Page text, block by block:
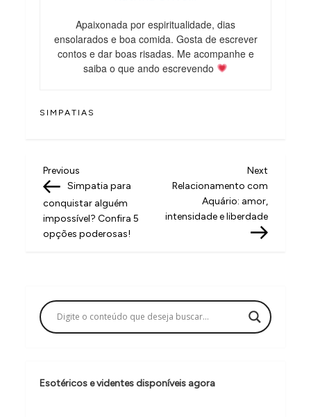
Apaixonada por espiritualidade, dias
ensolarados e boa comida. Gosta de escrever
contos e dar boas risadas. Me acompanhe e
saiba o que ando escrevendo
SIMPATIAS
N
a
v
e
ç
ã
d
Previous
Post
Previous
Simpatia para
conquistar alguém
impossível? Confira 5
opções poderosas!
Next
Post
Next
Relacionamento com
Aquário: amor,
intensidade e liberdade
Esotéricos e videntes disponíveis agora